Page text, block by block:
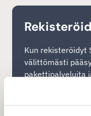
Kun rekisteröidyt
välittömästi
pakettipalveluita